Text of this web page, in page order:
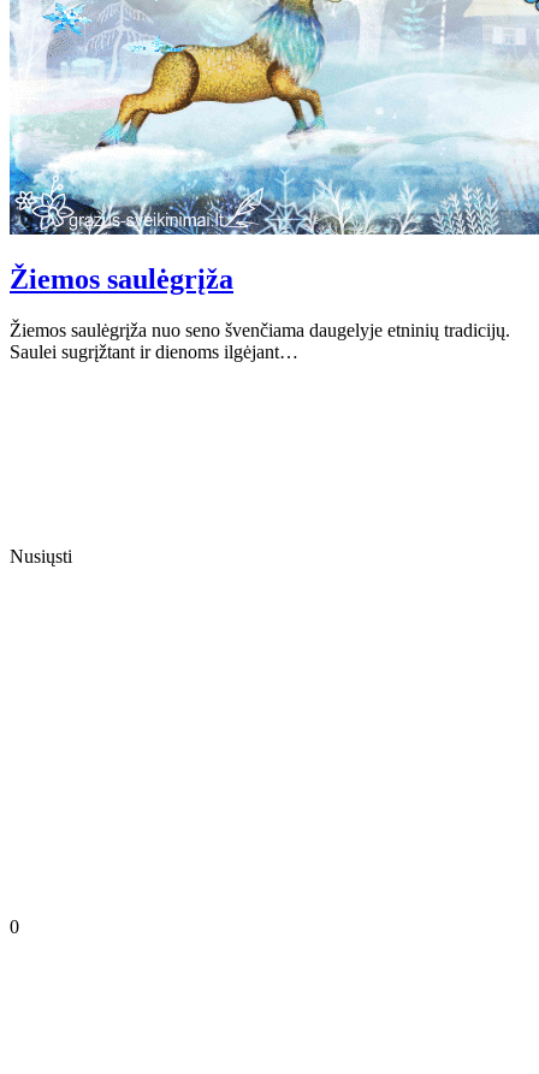
Žiemos saulėgrįža
Žiemos saulėgrįža nuo seno švenčiama daugelyje etninių tradicijų.
Saulei sugrįžtant ir dienoms ilgėjant…
Nusiųsti
0